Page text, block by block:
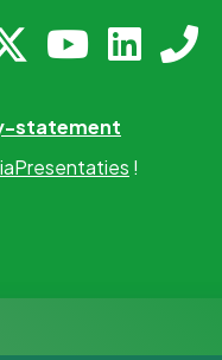
statement
!